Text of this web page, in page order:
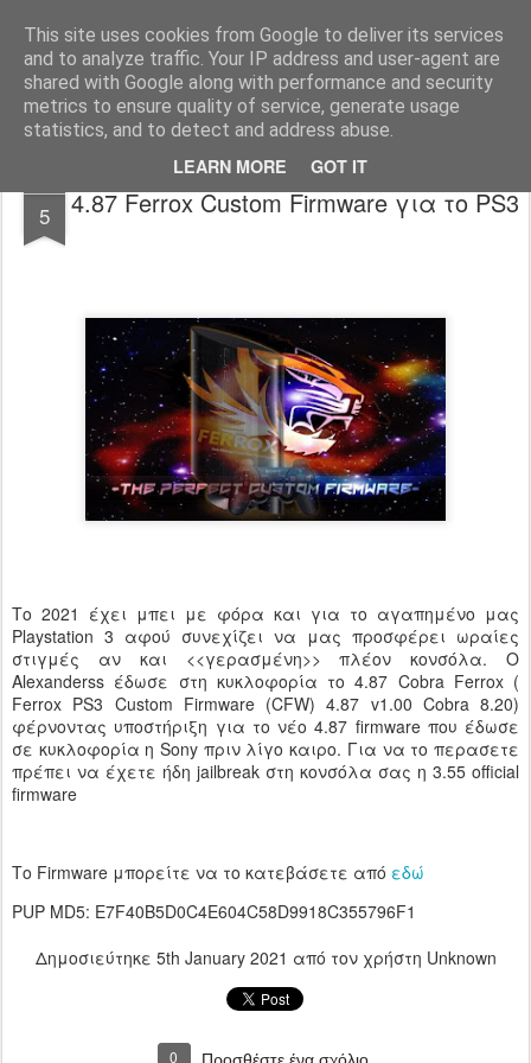
This site uses cookies from Google to deliver its services
and to analyze traffic. Your IP address and user-agent are
shared with Google along with performance and security
metrics to ensure quality of service, generate usage
statistics, and to detect and address abuse.
LEARN MORE GOT IT
www.psjailbreak.gr Καλωσήρθατε στο No1 site για τις κονσόλες Playstation στην Ελλάδα
Pages
5 4.87 Ferrox Custom Firmware για το PS3
Το 2021 έχει μπει με φόρα και για το αγαπημένο μας
Playstation 3 αφού συνεχίζει να μας προσφέρει ωραίες
στιγμές αν και <<γερασμένη>> πλέον κονσόλα. Ο
Alexanderss έδωσε στη κυκλοφορία το 4.87 Cobra Ferrox (
Ferrox PS3 Custom Firmware (CFW) 4.87 v1.00 Cobra 8.20)
φέρνοντας υποστήριξη για το νέο 4.87 firmware που έδωσε
σε κυκλοφορία η Sony πριν λίγο καιρο. Για να το περασετε
πρέπει να έχετε ήδη jailbreak στη κονσόλα σας η 3.55 official
firmware
Το Firmware μπορείτε να το κατεβάσετε από εδώ
PUP MD5: E7F40B5D0C4E604C58D9918C355796F1
Δημοσιεύτηκε 5th January 2021 από τον χρήστη Unknown
0